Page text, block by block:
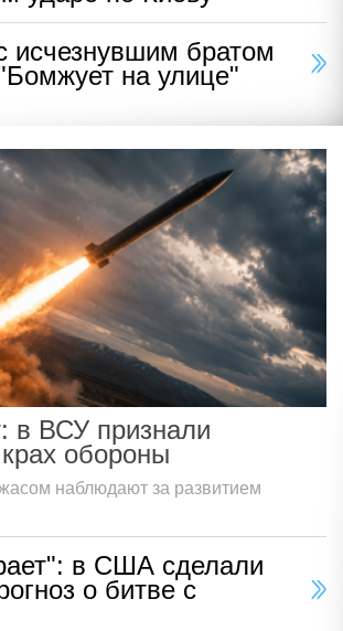
исчезнувшим братом
на улице"
в ВСУ признали
обороны
наблюдают за развитием
в США сделали
о битве с